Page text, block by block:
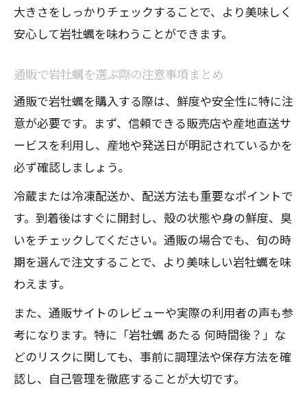
大きさをしっかりチェックすることで、より美味しく
安心して岩牡蠣を味わうことができます。
通販で岩牡蠣を選ぶ際の注意事項まとめ
通販で岩牡蠣を購入する際は、鮮度や安全性に特に注
意が必要です。まず、信頼できる販売店や産地直送サ
ービスを利用し、産地や発送日が明記されているかを
必ず確認しましょう。
冷蔵または冷凍配送か、配送方法も重要なポイントで
す。到着後はすぐに開封し、殻の状態や身の鮮度、臭
いをチェックしてください。通販の場合でも、旬の時
期を選んで注文することで、より美味しい岩牡蠣を味
わえます。
また、通販サイトのレビューや実際の利用者の声も参
考になります。特に「岩牡蠣 あたる 何時間後？」な
どのリスクに関しても、事前に調理法や保存方法を確
認し、自己管理を徹底することが大切です。